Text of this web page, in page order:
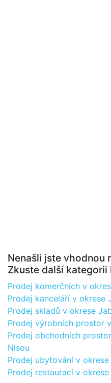
Nenašli jste vhodnou
Zkuste další kategorii
Prodej komerčních v
Prodej kanceláří v okrese
Prodej skladů v okrese
Prodej výrobních prostor
Prodej obchodních
Nisou
Prodej ubytování v
Prodej restaurací v